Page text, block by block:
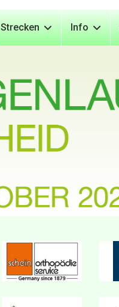
Strecken Info